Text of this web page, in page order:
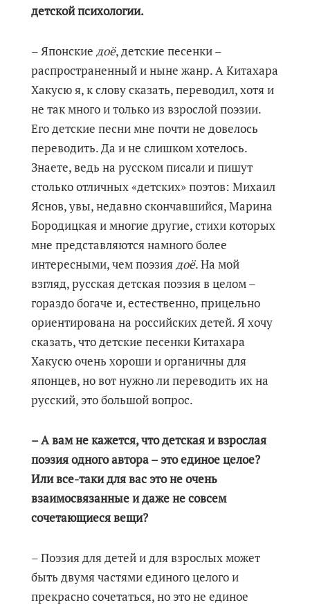
детской психологии.
– Японские доё, детские песенки –
распространенный и ныне жанр. А Китахара
Хакусю я, к слову сказать, переводил, хотя и
не так много и только из взрослой поэзии.
Его детские песни мне почти не довелось
переводить. Да и не слишком хотелось.
Знаете, ведь на русском писали и пишут
столько отличных «детских» поэтов: Михаил
Яснов, увы, недавно скончавшийся, Марина
Бородицкая и многие другие, стихи которых
мне представляются намного более
интересными, чем поэзиядоё. На мой
взгляд, русская детская поэзия в целом –
гораздо богаче и, естественно, прицельно
ориентирована на российских детей. Я хочу
сказать, что детские песенки Китахара
Хакусю очень хороши и органичны для
японцев, но вот нужно ли переводить их на
русский, это большой вопрос.
– А вам не кажется, что детская и взрослая
поэзия одного автора – это единое целое?
Или все-таки для вас это не очень
взаимосвязанные и даже не совсем
сочетающиеся вещи?
– Поэзия для детей и для взрослых может
быть двумя частями единого целого и
прекрасно сочетаться, но это не единое